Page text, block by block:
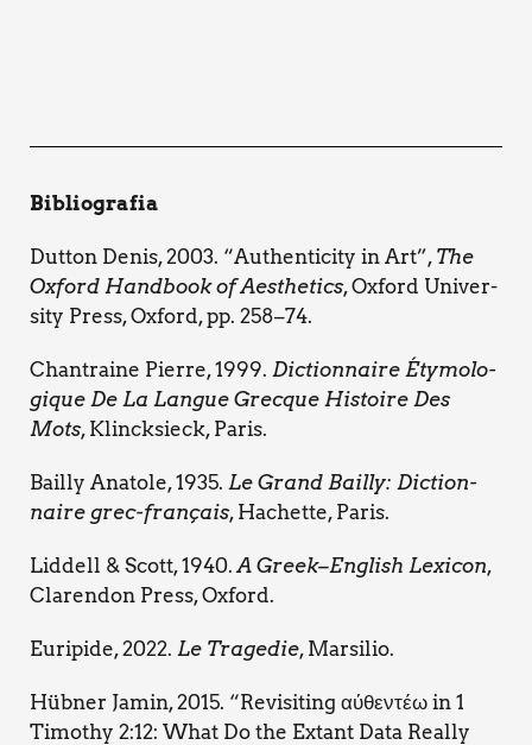
Biblio­gra­fia
Dut­ton Denis, 2003. “Authen­ti­ci­ty in Art”, The
Oxford Hand­book of Aesthe­tics, Oxford Uni­ver­
si­ty Press, Oxford, pp. 258–74.
Chan­trai­ne Pier­re, 1999. Dic­tion­nai­re Éty­mo­lo­
gi­que De La Lan­gue Grec­que Histoi­re Des
Mots, Klinck­sieck, Paris.
Bail­ly Ana­to­le, 1935. Le Grand Bail­ly: Dic­tion­
nai­re grec-fra­nçais, Hachet­te, Paris.
Lid­dell & Scott, 1940.A Greek–English Lexi­con,
Cla­ren­don Press, Oxford.
Euri­pi­de, 2022. Le Tra­ge­die, Mar­si­lio.
Hüb­ner Jamin, 2015. “Revi­si­ting αύθεντέω in 1
Timo­thy 2:12: What Do the Extant Data Real­ly